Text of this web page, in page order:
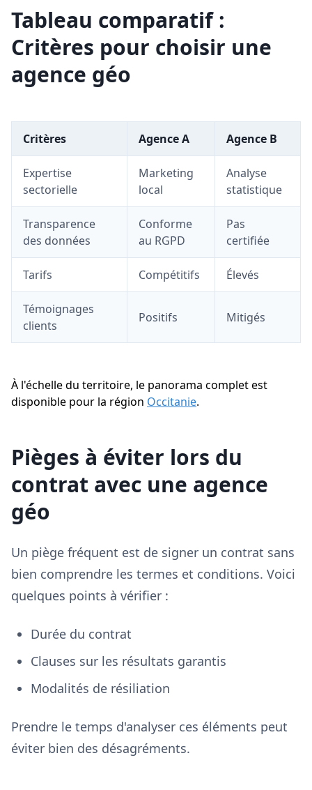
Tableau comparatif :
Critères pour choisir une
agence géo
Critères Agence A Agence B
Expertise
sectorielle
Marketing
local
Analyse
statistique
Transparence
des données
Conforme
au RGPD
Pas
certifiée
Tarifs Compétitifs Élevés
Témoignages
clients
Positifs Mitigés
À l'échelle du territoire, le panorama complet est
disponible pour la région Occitanie.
Pièges à éviter lors du
contrat avec une agence
géo
Un piège fréquent est de signer un contrat sans
bien comprendre les termes et conditions. Voici
quelques points à vérifier :
Durée du contrat
Clauses sur les résultats garantis
Modalités de résiliation
Prendre le temps d'analyser ces éléments peut
éviter bien des désagréments.